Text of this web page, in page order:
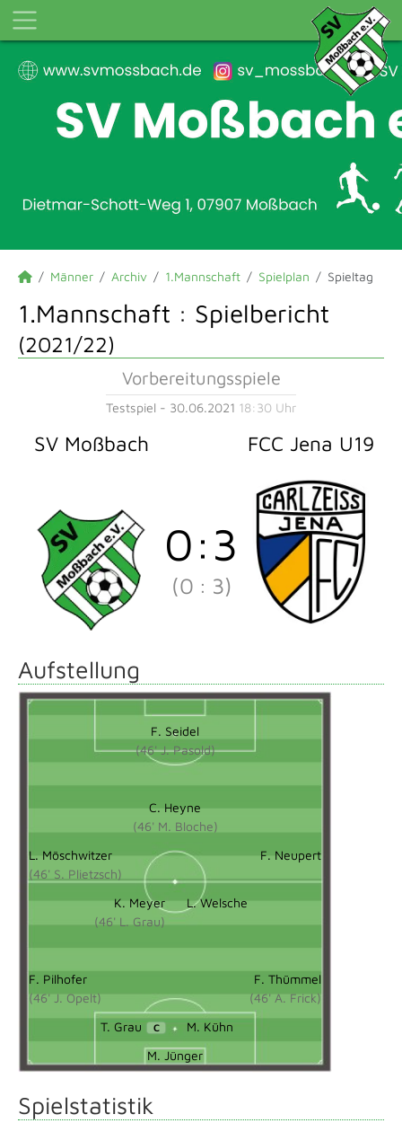
Männer Archiv 1.Mannschaft Spielplan Spieltag
1.Mannschaft : Spielbericht
(2021/22)
Vorbereitungsspiele
Testspiel - 30.06.2021 18:30 Uhr
SV Moßbach FCC Jena U19
0: 3
(0 : 3)
Aufstellung
F. Seidel
(46' J. Pasold)
C. Heyne
(46' M. Bloche)
L. Möschwitzer
(46' S. Plietzsch)
F. Neupert
K. Meyer
(46' L. Grau)
L. Welsche
F. Pilhofer
(46' J. Opelt)
F. Thümmel
(46' A. Frick)
T. Grau
C
M. Kühn
M. Jünger
Spielstatistik